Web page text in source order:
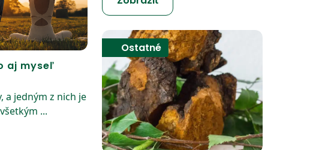
aj myseľ
a jedným z nich je
...
Ostatné